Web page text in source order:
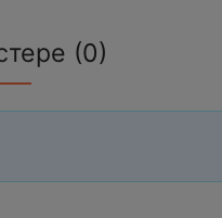
(0)